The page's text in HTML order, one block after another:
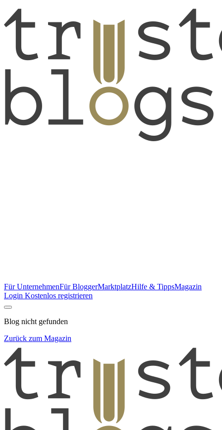
Für UnternehmenFür BloggerMarktplatzHilfe & TippsMagazin
Login Kostenlos registrieren
Blog nicht gefunden
Zurück zum Magazin